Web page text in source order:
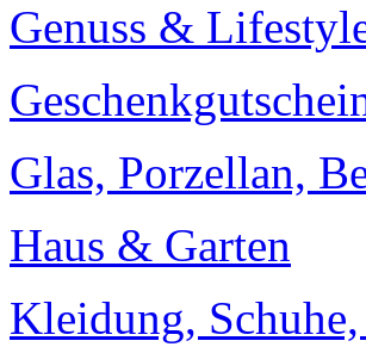
Genuss &
Glas, Porzellan,
Haus & Garten
Kleidung, Schuhe,